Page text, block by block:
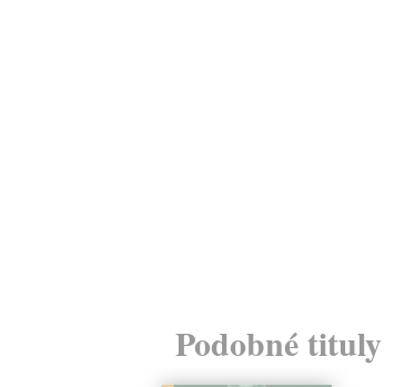
Podobné tituly